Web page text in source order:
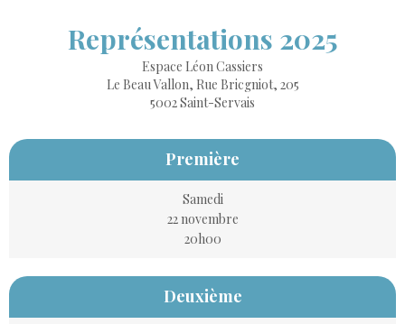
Représentations 2025
Espace Léon Cassiers
Le Beau Vallon, Rue Bricgniot, 205
5002 Saint-Servais
Première
Samedi
22 novembre
20h00
Deuxième